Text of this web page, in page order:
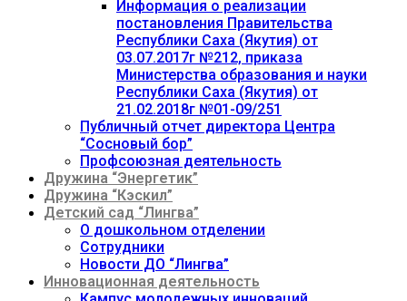
Информация о реализации
постановления Правительства
Республики Саха (Якутия) от
03.07.2017г №212, приказа
Министерства образования и науки
Республики Саха (Якутия) от
21.02.2018г №01-09/251
Публичный отчет директора Центра
“Сосновый бор”
Профсоюзная деятельность
Дружина “Энергетик”
Дружина “Кэскил”
Детский сад “Лингва”
О дошкольном отделении
Сотрудники
Новости ДО “Лингва”
Инновационная деятельность